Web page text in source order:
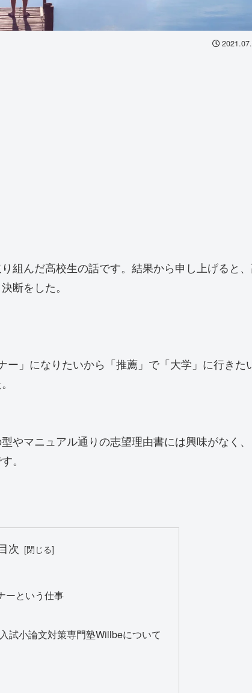
組んだ高校生の話です。結果から申し上げると
断をした。
」になりたいから「推薦」で「大学」に行きた
やマニュアル通りの志望理由書には興味がなく、
。
次
ーという仕事
試小論文対策専門塾Willbeについて